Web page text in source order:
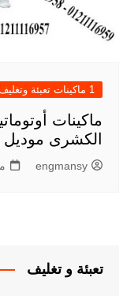
1 ماكينات تعبئة وتغليف السوائل فى اكياس
ماكينات
الكشرى موديل 505 ماركة المهندس منسى
engmansy
تعبئة و تغليف